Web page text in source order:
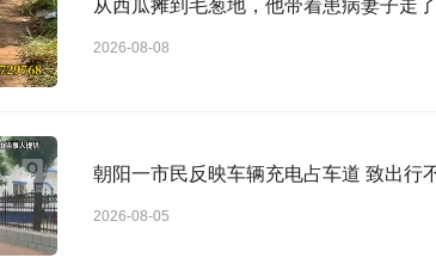
从西瓜摊到毛葱地，他带着患病妻子走
2026-08-08
朝阳一市民反映车辆充电占车道 致出行
2026-08-05